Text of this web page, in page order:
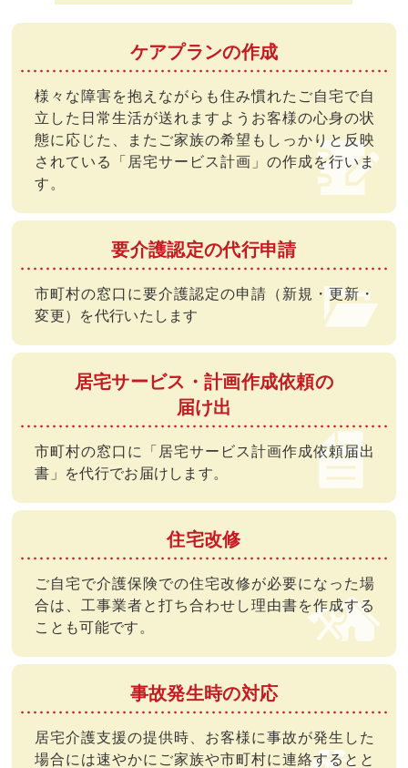
ケアプランの作成
様々な障害を抱えながらも住み慣れたご自宅で自
立した日常生活が送れますようお客様の心身の状
態に応じた、またご家族の希望もしっかりと反映
されている「居宅サービス計画」の作成を行いま
す。
要介護認定の代行申請
市町村の窓口に要介護認定の申請（新規・更新・
変更）を代行いたします
居宅サービス・計画作成依頼の
届け出
市町村の窓口に「居宅サービス計画作成依頼届出
書」を代行でお届けします。
住宅改修
ご自宅で介護保険での住宅改修が必要になった場
合は、工事業者と打ち合わせし理由書を作成する
ことも可能です。
事故発生時の対応
居宅介護支援の提供時、お客様に事故が発生した
場合には速やかにご家族や市町村に連絡するとと